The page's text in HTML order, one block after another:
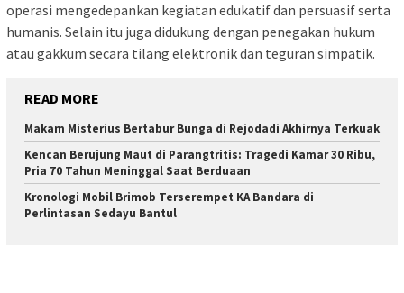
operasi mengedepankan kegiatan edukatif dan persuasif serta
humanis. Selain itu juga didukung dengan penegakan hukum
atau gakkum secara tilang elektronik dan teguran simpatik.
READ MORE
Makam Misterius Bertabur Bunga di Rejodadi Akhirnya Terkuak
Kencan Berujung Maut di Parangtritis: Tragedi Kamar 30 Ribu,
Pria 70 Tahun Meninggal Saat Berduaan
Kronologi Mobil Brimob Terserempet KA Bandara di
Perlintasan Sedayu Bantul